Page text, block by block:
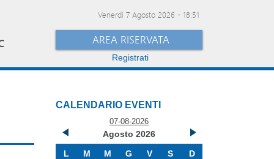
Venerdì 7 Agosto 2026 - 18:51
AREA RISERVATA
Registrati
CALENDARIO EVENTI
07-08-2026
Agosto 2026
L
M M G V S D